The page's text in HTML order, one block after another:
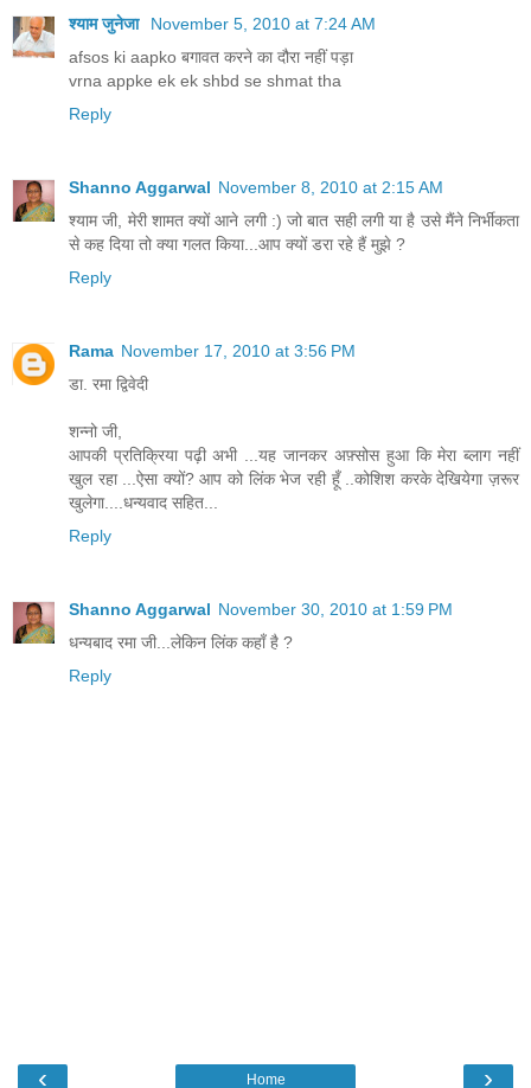
श्याम जुनेजा
November 5, 2010 at 7:24 AM
afsos ki aapko बगावत करने का दौरा नहीं पड़ा
vrna appke ek ek shbd se shmat tha
Reply
Shanno Aggarwal November 8, 2010 at 2:15 AM
श्याम जी, मेरी शामत क्यों आने लगी :) जो बात सही लगी या है उसे मैंने निर्भीकता
से कह दिया तो क्या गलत किया...आप क्यों डरा रहे हैं मुझे ?
Reply
Rama November 17, 2010 at 3:56 PM
डा. रमा द्विवेदी
शन्नो जी,
आपकी प्रतिक्रिया पढ़ी अभी ...यह जानकर अफ़्सोस हुआ कि मेरा ब्लाग नहीं
खुल रहा ...ऐसा क्यों? आप को लिंक भेज रही हूँ ..कोशिश करके देखियेगा ज़रूर
खुलेगा....धन्यवाद सहित...
Reply
Shanno Aggarwal November 30, 2010 at 1:59 PM
धन्यबाद रमा जी...लेकिन लिंक कहाँ है ?
Reply
‹ ›
Home